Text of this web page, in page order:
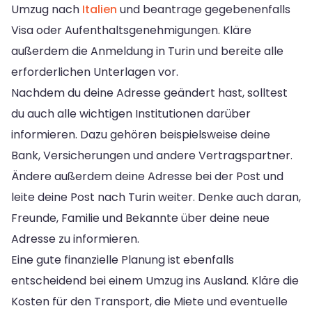
Umzug nach Italien und beantrage gegebenenfalls
Visa oder Aufenthaltsgenehmigungen. Kläre
außerdem die Anmeldung in Turin und bereite alle
erforderlichen Unterlagen vor.
Nachdem du deine Adresse geändert hast, solltest
du auch alle wichtigen Institutionen darüber
informieren. Dazu gehören beispielsweise deine
Bank, Versicherungen und andere Vertragspartner.
Ändere außerdem deine Adresse bei der Post und
leite deine Post nach Turin weiter. Denke auch daran,
Freunde, Familie und Bekannte über deine neue
Adresse zu informieren.
Eine gute finanzielle Planung ist ebenfalls
entscheidend bei einem Umzug ins Ausland. Kläre die
Kosten für den Transport, die Miete und eventuelle